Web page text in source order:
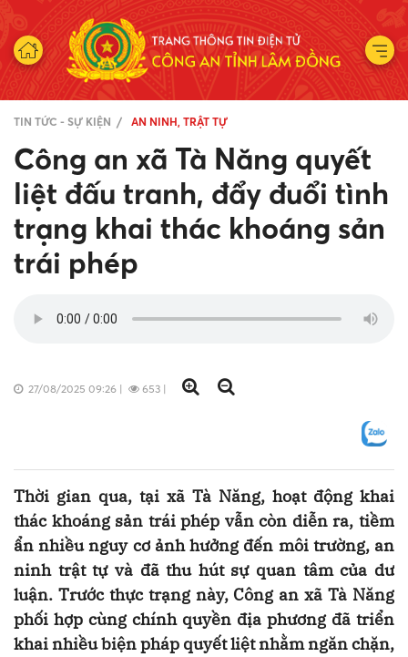
TIN TỨC - SỰ KIỆN AN NINH, TRẬT TỰ
Công an xã Tà Năng quyết
liệt đấu tranh, đẩy đuổi tình
trạng khai thác khoáng sản
trái phép
27/08/2025 09:26 | 653 |
Thời gian qua, tại xã Tà Năng, hoạt động khai
thác khoáng sản trái phép vẫn còn diễn ra, tiềm
ẩn nhiều nguy cơ ảnh hưởng đến môi trường, an
ninh trật tự và đã thu hút sự quan tâm của dư
luận. Trước thực trạng này, Công an xã Tà Năng
phối hợp cùng chính quyền địa phương đã triển
khai nhiều biện pháp quyết liệt nhằm ngăn chặn,